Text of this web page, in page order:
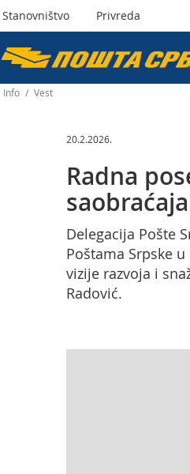
Пошта
Србије
Stanovništvo Privreda
Info / Vest
20.2.2026.
Radna
Delegacija Pošte
Poštama Srpske
vizije razvoja i
Radović.